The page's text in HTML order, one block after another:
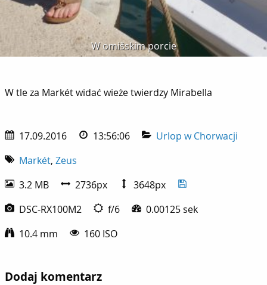
W omišskim porcie
W tle za Markét widać wieże twierdzy Mirabella
17.09.2016 13:56:06
Urlop w Chorwacji
Markét, Zeus
3.2 MB
2736px
3648px
DSC-RX100M2
f/6
0.00125 sek
10.4 mm
160 ISO
Dodaj komentarz